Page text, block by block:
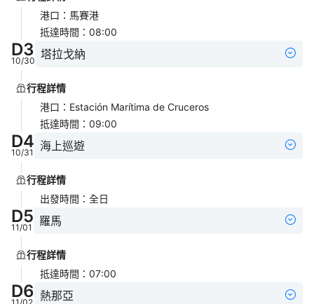
港口 ： 馬賽港
抵達時間 ： 08:00
D3
10/30 塔拉戈納
行程詳情
港口 ： Estación Marítima de Cruceros
抵達時間 ： 09:00
D4
10/31 海上巡遊
行程詳情
出發時間 ： 全日
D5
11/01 羅馬
行程詳情
抵達時間 ： 07:00
D6 熱那亞